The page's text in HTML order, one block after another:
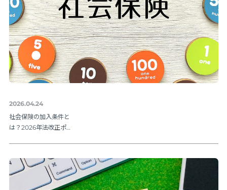
2026.04.24
社会保険の加入条件と
は？2026年法改正ポイ